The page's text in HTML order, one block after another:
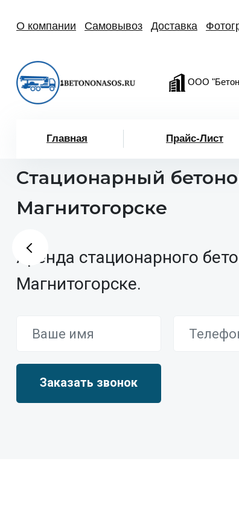
О компании Самовывоз Доставка
ООО
Главная Прайс-Лист
Стационарный
Магнитогорске
Аренда стационарного
Магнитогорске.